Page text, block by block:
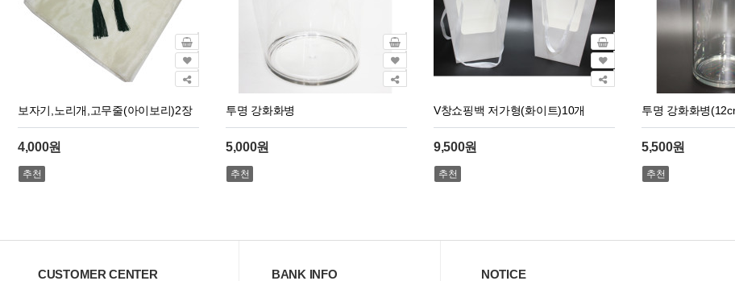
보자기,노리개,고무줄(아이보리)2장
4,000원
추천
투명 강화화병
5,000원
추천
V창쇼핑백 저가형(화이트)10개
9,500원
추천
투명 강화화병
5,500원
추천
CUSTOMER CENTER BANK INFO NOTICE